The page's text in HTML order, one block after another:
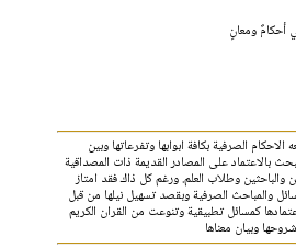
الصرفية بكافة ابوابها وتفرعاتها وبين
بالاعتماد على المصادر القديمة ذات المصداقية
والباحثين وطلاب العلم. ورغم كل ذاك فقد امتاز
والمباحث الصرفية وبقصد تسهيل نيلها من قبل
كمسائل تطبيقية وتنوعت من القران الكريم
وبيان معناها